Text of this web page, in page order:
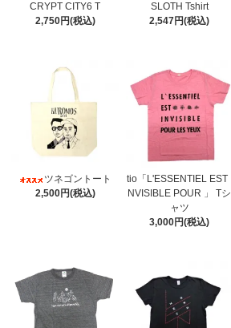
CRYPT CITY6 T
2,750円(税込)
SLOTH Tshirt
2,547円(税込)
ツネゴントート
2,500円(税込)
tio「L'ESSENTIEL EST I
NVISIBLE POUR 」 Tシ
ャツ
3,000円(税込)